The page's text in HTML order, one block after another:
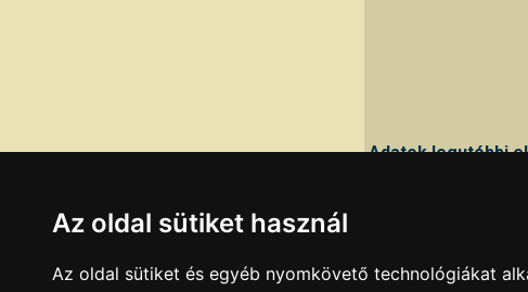
Adatok legutóbbi
Az oldal sütiket használ
Az oldal sütiket és egyéb nyomkövető technológiákat